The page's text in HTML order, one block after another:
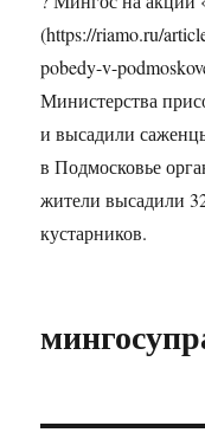
(https://riamo.ru/
pobedy-v-
Министерства
и высадили
в Подмосковье
жители высадили
кустарников.